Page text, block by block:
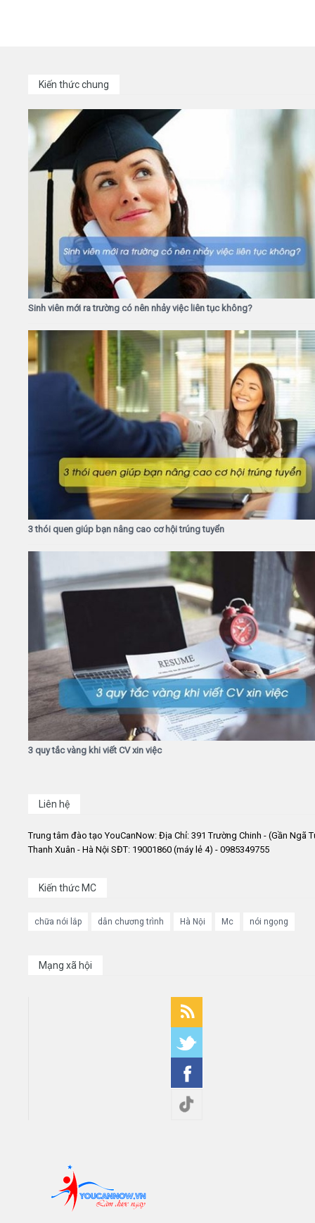
Kiến thức chung
Sinh viên mới ra trường có nên nhảy việc liên tục không?
3 thói quen giúp bạn nâng cao cơ hội trúng tuyển
3 quy tắc vàng khi viết CV xin việc
Liên hệ
Trung tâm đào tạo YouCanNow: Địa Chỉ: 391 Trường Chinh - (Gần Ngã
Thanh Xuân - Hà Nội SĐT: 19001860 (máy lẻ 4) - 0985349755
Kiến thức MC
chữa nói lắp dẫn chương trình Hà Nội Mc nói ngọng
Mạng xã hội